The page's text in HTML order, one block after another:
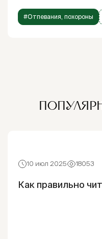
#Отпевания, похороны
10 июл 2025 18053
Как правильно